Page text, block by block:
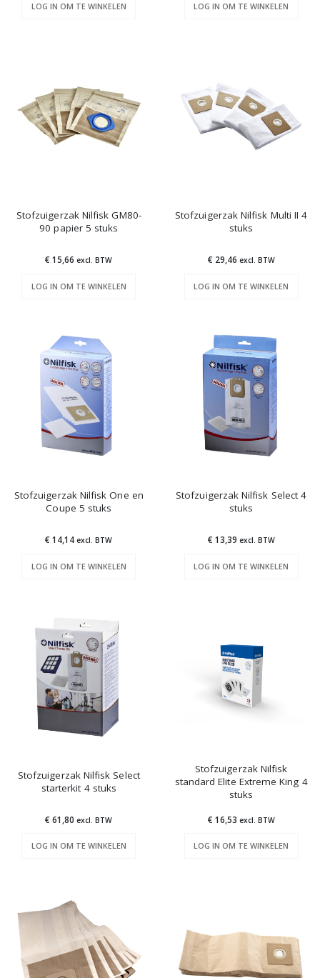
LOG IN OM TE WINKELEN LOG IN OM TE WINKELEN
Stofzuigerzak Nilfisk GM80-
90 papier 5 stuks
€ 15,66excl. BTW
LOG IN OM TE WINKELEN
Stofzuigerzak Nilfisk Multi II 4
stuks
€ 29,46 excl. BTW
LOG IN OM TE WINKELEN
Stofzuigerzak Nilfisk One en
Coupe 5 stuks
€ 14,14excl. BTW
LOG IN OM TE WINKELEN
Stofzuigerzak Nilfisk Select 4
stuks
€ 13,39 excl. BTW
LOG IN OM TE WINKELEN
Stofzuigerzak Nilfisk Select
starterkit 4 stuks
€ 61,80excl. BTW
LOG IN OM TE WINKELEN
Stofzuigerzak Nilfisk
standard Elite Extreme King 4
stuks
€ 16,53 excl. BTW
LOG IN OM TE WINKELEN